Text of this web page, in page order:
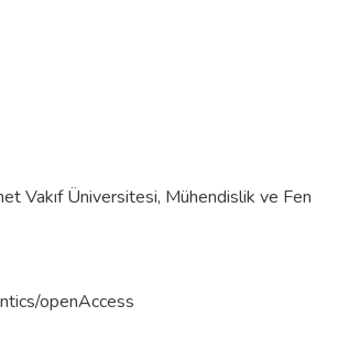
Vakıf Üniversitesi, Mühendislik ve Fen
openAccess